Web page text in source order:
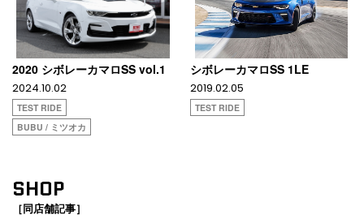
2020 シボレーカマロSS vol.1
2024.10.02
TEST RIDE
BUBU / ミツオカ
シボレーカマロSS 1LE
2019.02.05
TEST RIDE
SHOP
［同店舗記事］